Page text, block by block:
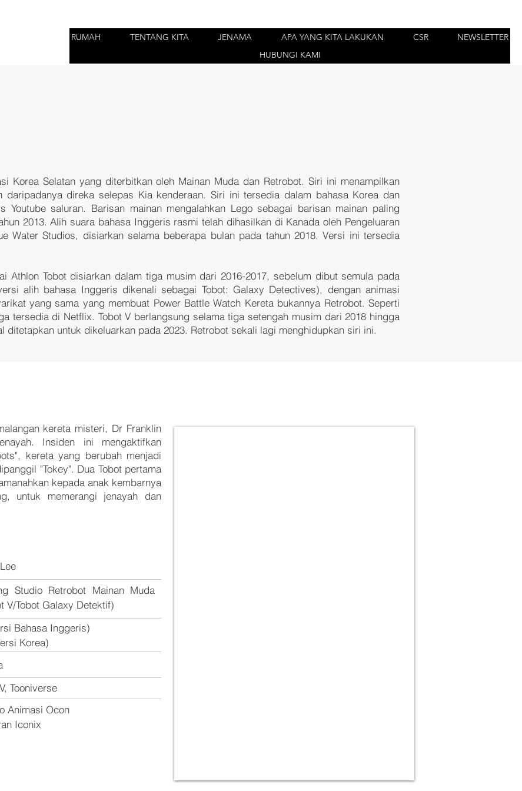
RUMAH TENTANG KITA JENAMA APA YANG KITA LAKUKAN CSR
NEWSLETTER
HUBUNGI KAMI
Korea Selatan yang diterbitkan oleh Mainan Muda dan Retrobot. Siri ini menampilkan
direka selepas Kia kenderaan. Siri ini tersedia dalam bahasa Korea dan
Youtubesaluran. Barisan mainan mengalahkan Legosebagai barisan mainan paling
2013. Alih suara bahasa Inggeris rasmi telah dihasilkan di Kanada oleh Pengeluaran
Water Studios, disiarkan selama beberapa bulan pada tahun 2018. Versi ini tersedia
Athlon Tobot disiarkan dalam tiga musim dari 2016-2017, sebelum dibut semula pada
alih bahasa Inggeris dikenali sebagai Tobot: Galaxy Detectives), dengan animasi
yang sama yang membuat Power Battle Watch Kereta bukannya Retrobot. Seperti
tersedia di Netflix. Tobot V berlangsung selama tiga setengah musim dari 2018 hingga
ditetapkan untuk dikeluarkan pada 2023. Retrobot sekali lagi menghidupkan siri ini.
kereta misteri, Dr Franklin
Insiden ini mengaktifkan
kereta yang berubah menjadi
"Tokey". Dua Tobot pertama
kepada anak kembarnya
untuk memerangi jenayah dan
Studio Retrobot Mainan Muda
V/Tobot Galaxy Detektif)
Bahasa Inggeris)
Korea)
Tooniverse
Animasi Ocon
Iconix